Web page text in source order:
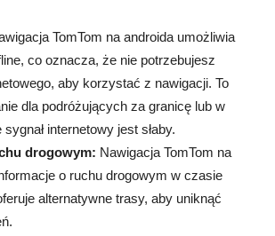
TomTom na androida umożliwia
co oznacza, że nie potrzebujesz
aby korzystać z nawigacji. To
dla podróżujących za granicę lub w
internetowy jest słaby.
drogowym: Nawigacja TomTom na
o ruchu drogowym w czasie
alternatywne trasy, aby uniknąć